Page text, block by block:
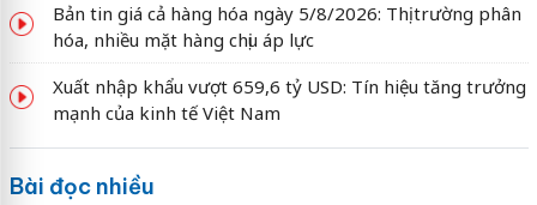
Bản tin giá cả hàng hóa ngày 5/8/2026: Thị trường phân
hóa, nhiều mặt hàng chịu áp lực
Xuất nhập khẩu vượt 659,6 tỷ USD: Tín hiệu tăng trưởng
mạnh của kinh tế Việt Nam
Bài đọc nhiều